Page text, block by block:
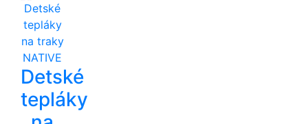
Detské
tepláky